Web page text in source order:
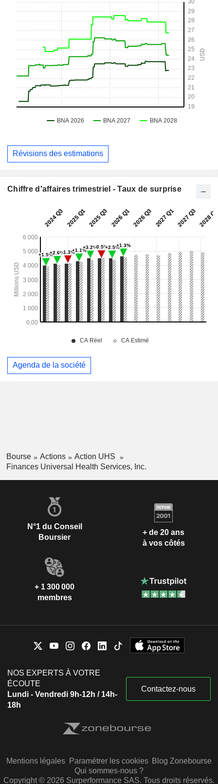
Révisions des estimations
Chiffre d'affaires trimestriel - Taux de surprise
Agenda de la société
Bourse Actions
Action UHS
Finances Universal Health Services, Inc.
N°1 du Conseil
Boursier
+ de 20 ans
à vos côtés
+ 1 300 000
membres
NOS EXPERTS À VOTRE
ÉCOUTE
Lundi - Vendredi 9h-12h / 14h-
18h
Contactez-nous
Mentions légales Paramétrer les cookies Blog Zonebourse
Qui sommes-nous ?
Copyright © 2026 Surperformance SAS. Tous droits réservés.